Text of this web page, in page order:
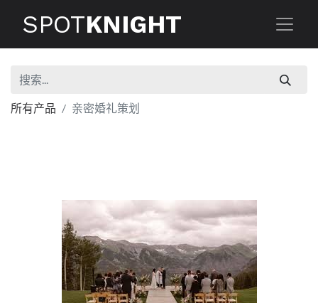
SPOTKNIGHT
所有产品 亲密婚礼策划